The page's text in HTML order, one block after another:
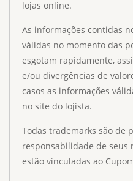
lojas online.
As informações contidas
válidas no momento das
esgotam rapidamente,
e/ou divergências de
casos as informações
no site do lojista.
Todas trademarks são de
responsabilidade de seus
estão vinculadas ao